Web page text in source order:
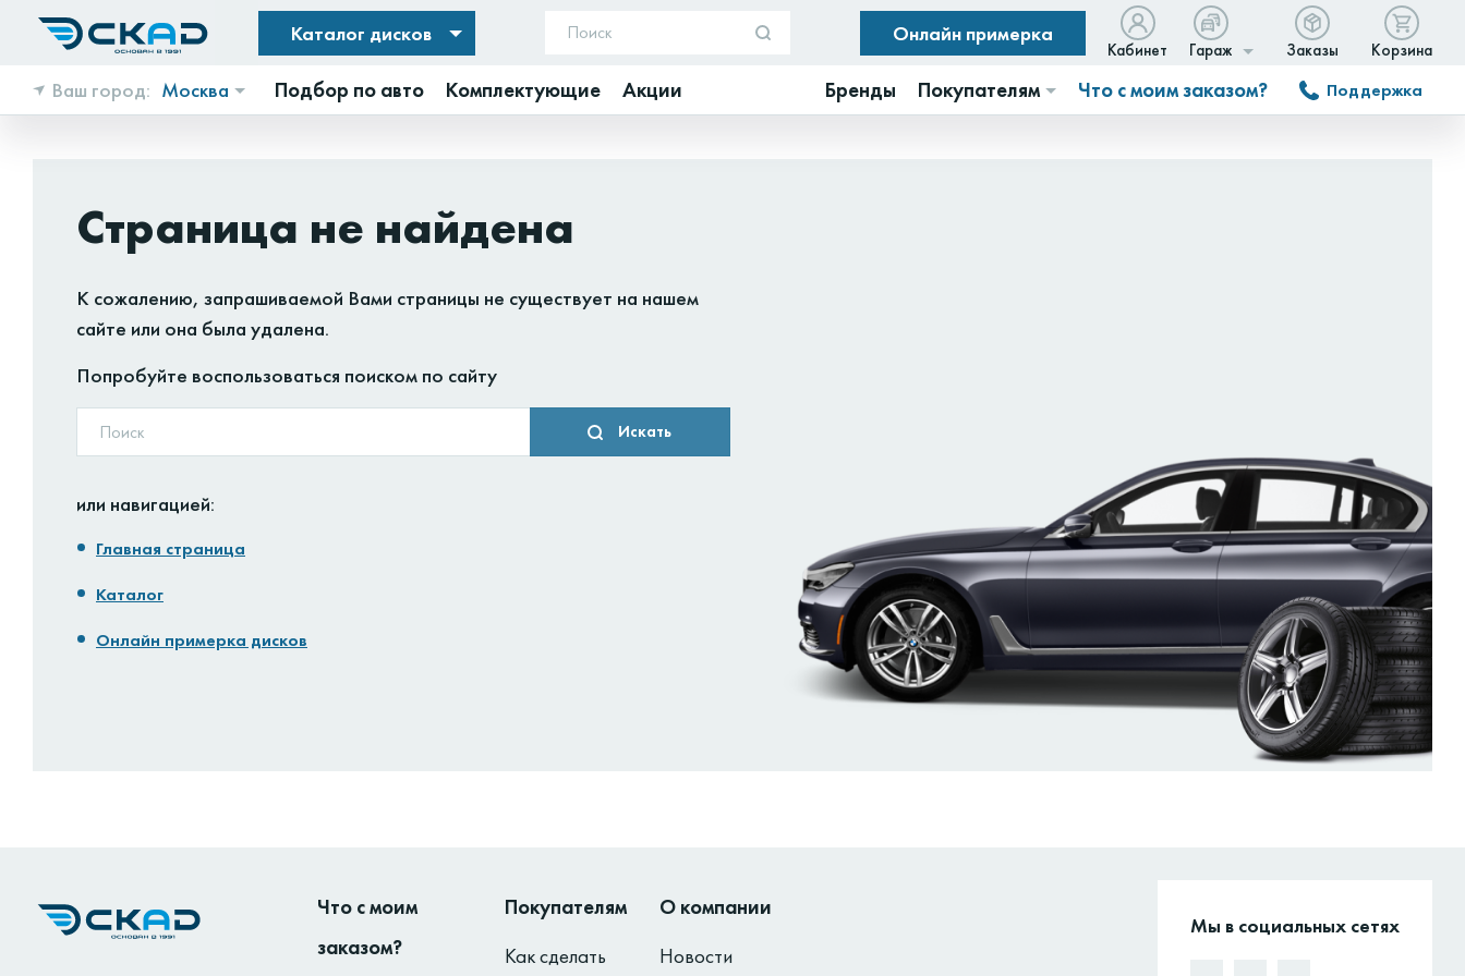
Каталог дисков Онлайн примерка
Кабинет Гараж Заказы Корзина
Ваш город: Москва Подбор по авто Комплектующие Акции Бренды Покупателям Что с моим заказом? Поддержка
Страница не найдена
К сожалению, запрашиваемой Вами страницы не существует на нашем
сайте или она была удалена.
Попробуйте воспользоваться поиском по сайту
Искать
или навигацией:
Главная страница
Каталог
Онлайн примерка дисков
Что с моим
заказом?
Покупателям
Как сделать
О компании
Новости
Мы в социальных сетях